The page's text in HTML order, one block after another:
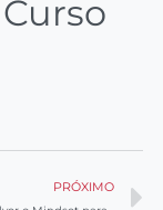
PRÓXIMO